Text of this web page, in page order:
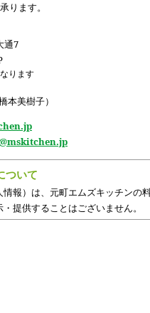
ります。
通7
ります
本美樹子）
ついて
報）は、元町エムズキッチンの
提供することはございません。